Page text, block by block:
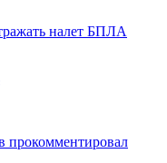
налет БПЛА
прокомментировал